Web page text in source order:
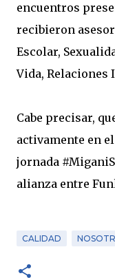
encuentros
recibieron
Escolar,
Vida, Relaciones
Cabe precisar,
activamente en
jornada
alianza entre
CALIDAD